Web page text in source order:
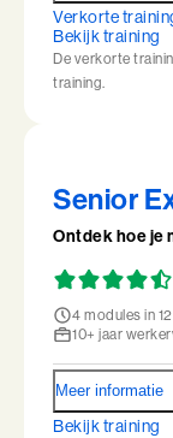
Perfectionisme in
Perfectionisme in
Persoonlijke
Professioneel
Professioneel
Senior Excellence
Verkorte
Bekijk training
De verkorte
training.
Senior
Ontdek hoe je
4 modules in
10+ jaar
Meer informatie
Bekijk training